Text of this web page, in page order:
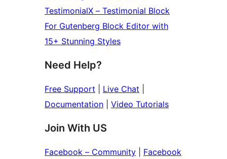
TestimonialX – Testimonial Block
For Gutenberg Block Editor with
15+ Stunning Styles
Need Help?
Free Support Live Chat
Documentation
Video Tutorials
Join With US
Facebook – Community Facebook